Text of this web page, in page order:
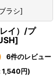
ラシ]
イ）/プ
]
6件のレビュー
1,540円)